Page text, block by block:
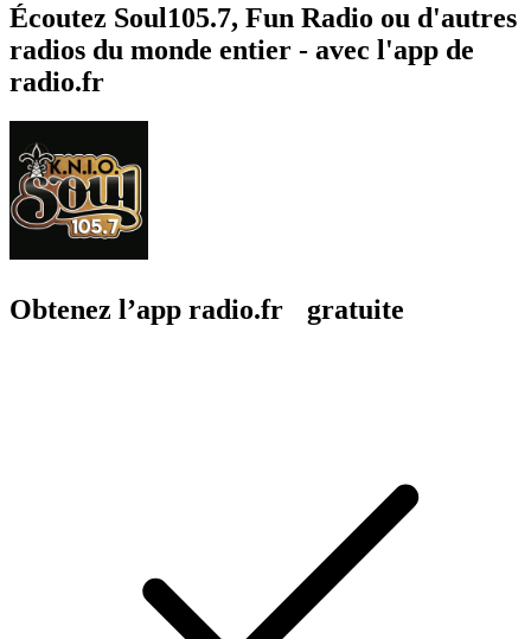
Écoutez Soul105.7, Fun Radio ou d'autres
radios du monde entier - avec l'app de
radio.fr
Obtenez l’app radio.fr gratuite